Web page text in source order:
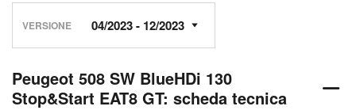
VERSIONE
Peugeot 508 SW BlueHDi 130
Stop&Start EAT8 GT: scheda tecnica